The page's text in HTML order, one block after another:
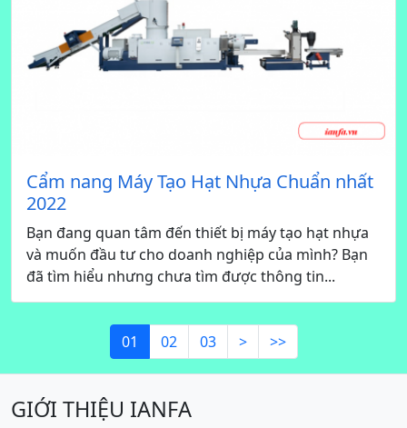
Cẩm nang Máy Tạo Hạt Nhựa Chuẩn nhất
2022
Bạn đang quan tâm đến thiết bị máy tạo hạt nhựa
và muốn đầu tư cho doanh nghiệp của mình? Bạn
đã tìm hiểu nhưng chưa tìm được thông tin...
01 02 03 > >>
GIỚI THIỆU IANFA